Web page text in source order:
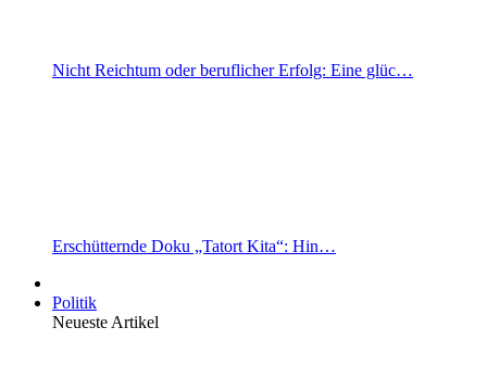
Nicht Reichtum oder beruflicher Erfolg: Eine glüc…
Erschütternde Doku „Tatort Kita“: Hin…
Politik
Neueste Artikel